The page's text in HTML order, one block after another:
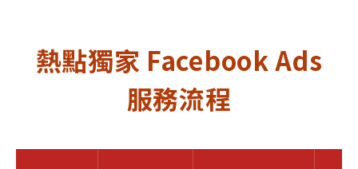
熱點獨家 Facebook Ads
服務流程